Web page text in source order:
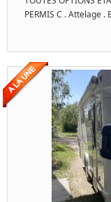
PERMIS C . Attelage .